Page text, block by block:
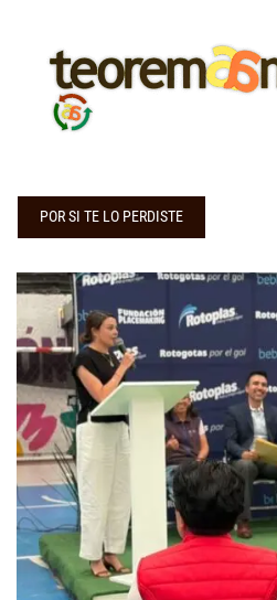
POR SI TE LO PERDISTE